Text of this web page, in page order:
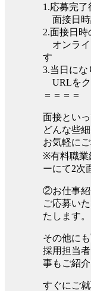
1.応募完了
面接日時
2.面接日時
オンライ
す
3.当日にな
URLをク
＝＝＝＝
面接とい
どんな些
お気軽に
※有料職業
ーにて2次
②お仕事紹
ご応募い
たします。
その他に
採用担当
事もご紹介
すぐにご